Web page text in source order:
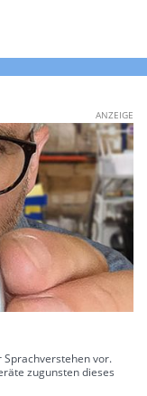
ANZEIGE
vor.
zugunsten dieses